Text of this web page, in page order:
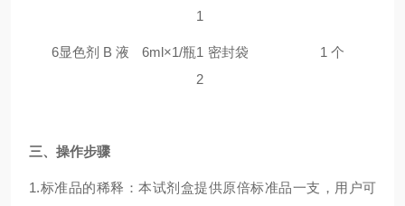
1
6显色剂 B 液 6ml×1/瓶1
2
密封袋 1 个
三、操作步骤
1.标准品的稀释：本试剂盒提供原倍标准品一支，用户可